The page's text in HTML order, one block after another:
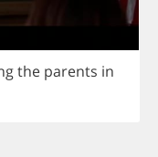
the parents in